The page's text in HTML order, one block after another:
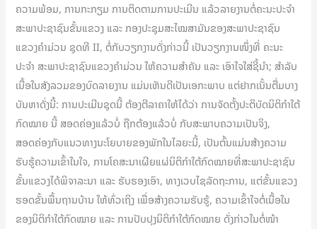
ຄວາມພ້ອມ, ການກະກຽມ ການຕິດຕາມການປະເມີນ ແລ້ວລາຍງານຕໍ່ຄະນະປະຈໍາ
ສະພາປະຊາຊົນຂັ້ນແຂວງ ແລະ ກອງປະຊຸມສະໄໝສາມັນຂອງສະພາປະຊາຊົນ
ແຂວງຄໍາມ່ວນ ຊຸດທີ II, ຕໍ່ກັບວຽກງານດັ່ງກ່າວນີ້ ເປັນວຽກງານໜຶ່ງທີ່ ຄະນະ
ປະຈຳ ສະພາປະຊາຊົນແຂວງຄໍາມ່ວນ ໃຫ້ຄວາມສຳຄັນ ແລະ ເອົາໃຈໃສ່ຊີ້ນຳ; ສຳລັບ
ເນື້ອໃນສັງລວມຂອງບົດລາຍງານ ແມ່ນເຫັນດີເປັນເອກະພາບ ແຕ່ຢາກເນັ້ນຕື່ມບາງ
ບັນຫາດັ່ງນີ້: ການປະເມີນຊຸດນີ້ ຕ້ອງຕີລາຄາໃຫ້ໄດ້ວ່າ ການຈັດຕັ້ງປະຕິບັດນິຕິກຳໃຕ້
ກົດໝາຍ ນີ້ ສອດຄ່ອງແລ້ວບໍ່ ຖືກຕ້ອງແລ້ວບໍ່ ກັບສະພາບຄວາມເປັນຈິງ,
ສອດຄ່ອງກັບແນວທາງນະໂຍບາຍຂອງພັກໃນໄລຍະນີ້, ເປັນຕົ້ນແມ່ນສ້າງຄວາມ
ຮັບຮູ້ຄວາມເຂົ້າໃນໃຈ, ການໂຄສະນາເຜີຍແຜ່ນິຕິກຳໃຕ້ກົດໝາຍທີ່ສະພາປະຊາຊົນ
ຂັ້ນແຂວງໄດ້ພິຈາລະນາ ແລະ ຮັບຮອງເອົາ, ທາງເວບໄຊລັດຖະການ, ແຕ່ຂັ້ນແຂວງ
ຮອດຂັ້ນພື້ນຖານບ້ານ ໃຫ້ທົ່ວເຖິງ ເພື່ອສ້າງຄວາມຮັບຮູ້, ຄວາມເຂົ້າໃຈຕໍ່ເນື້ອໃນ
ຂອງນິຕິກຳໃຕ້ກົດໝາຍ ແລະ ການປັບປຸງນິຕິກຳໃຕ້ກົດໝາຍ ດັ່ງກ່າວໃນຕໍ່ໜ້າ